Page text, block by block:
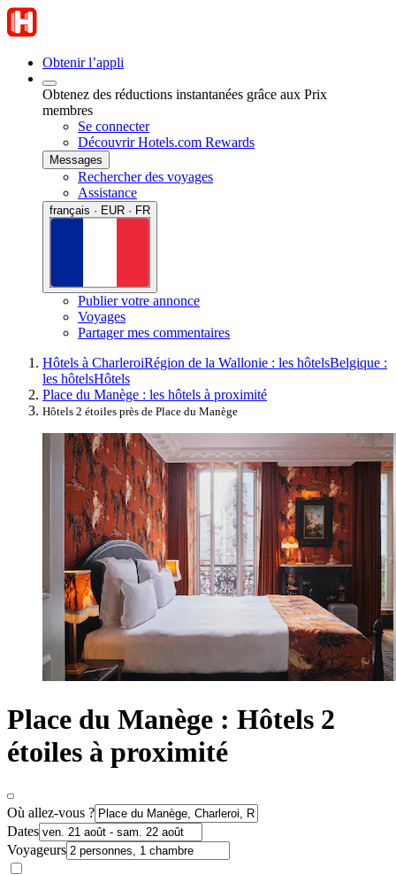
Obtenir l’appli
Obtenez des réductions instantanées grâce aux Prix
membres
Se connecter
Découvrir Hotels.com Rewards
Messages
Rechercher des voyages
Assistance
français · EUR · FR
Publier votre annonce
Voyages
Partager mes commentaires
Hôtels à CharleroiRégion de la Wallonie : les hôtelsBelgique :
les hôtelsHôtels
Place du Manège : les hôtels à proximité
Hôtels 2 étoiles près de Place du Manège
Place du Manège : Hôtels 2
étoiles à proximité
Où allez-vous ?
Dates
Voyageurs